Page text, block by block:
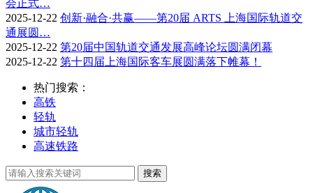
会正式…
2025-12-22 创新·融合·共赢——第20届 ARTS 上海国际轨道交
通展圆…
2025-12-22 第20届中国轨道交通发展高峰论坛圆满闭幕
2025-12-22 第十四届上海国际客车展圆满落下帷幕！
热门搜索：
高铁
轻轨
城市轻轨
高速铁路